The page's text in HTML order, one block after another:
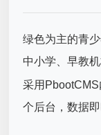
绿色为主的青
中小学、早教
采用
个后台，数据